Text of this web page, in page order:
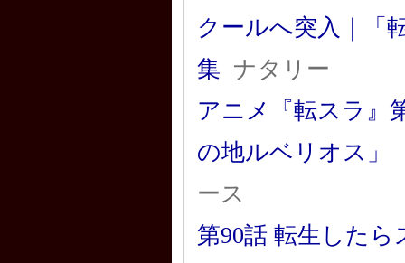
クールへ突入｜「
集 ナタリー
アニメ『転スラ』
の地ルベリオス」
ース
第90話 転生した